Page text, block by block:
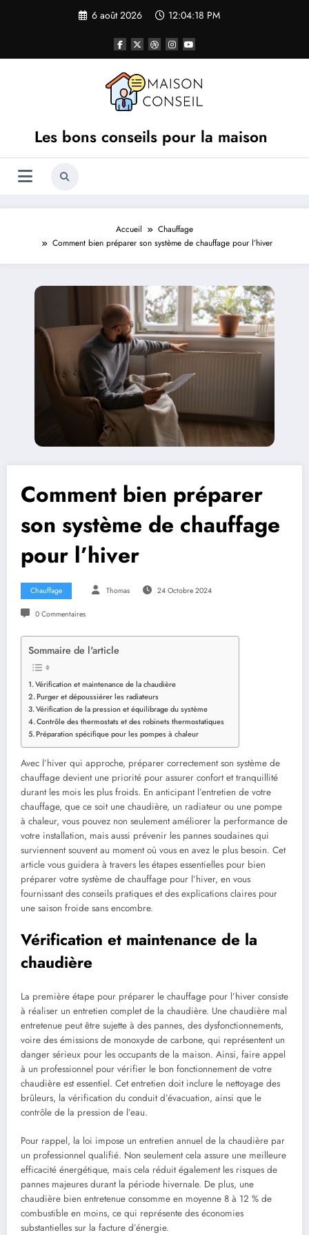
6 août 2026 12:04:19 PM
Les bons conseils pour la maison
Accueil
Chauffage
Comment bien préparer son système de chauffage pour l’hiver
Comment bien préparer
son système de chauffage
pour l’hiver
Chauffage Thomas 24 Octobre 2024
0 Commentaires
Sommaire de l'article
Vérification et maintenance de la chaudière
Purger et dépoussiérer les radiateurs
Vérification de la pression et équilibrage du système
Contrôle des thermostats et des robinets thermostatiques
Préparation spécifique pour les pompes à chaleur
Avec l’hiver qui approche, préparer correctement son système de
chauffage devient une priorité pour assurer confort et tranquillité
durant les mois les plus froids. En anticipant l’entretien de votre
chauffage, que ce soit une chaudière, un radiateur ou une pompe
à chaleur, vous pouvez non seulement améliorer la performance de
votre installation, mais aussi prévenir les pannes soudaines qui
surviennent souvent au moment où vous en avez le plus besoin. Cet
article vous guidera à travers les étapes essentielles pour bien
préparer votre système de chauffage pour l’hiver, en vous
fournissant des conseils pratiques et des explications claires pour
une saison froide sans encombre.
Vérification et maintenance de la
chaudière
La première étape pour préparer le chauffage pour l’hiver consiste
à réaliser un entretien complet de la chaudière. Une chaudière mal
entretenue peut être sujette à des pannes, des dysfonctionnements,
voire des émissions de monoxyde de carbone, qui représentent un
danger sérieux pour les occupants de la maison. Ainsi, faire appel
à un professionnel pour vérifier le bon fonctionnement de votre
chaudière est essentiel. Cet entretien doit inclure le nettoyage des
brûleurs, la vérification du conduit d’évacuation, ainsi que le
contrôle de la pression de l’eau.
Pour rappel, la loi impose un entretien annuel de la chaudière par
un professionnel qualifié. Non seulement cela assure une meilleure
efficacité énergétique, mais cela réduit également les risques de
pannes majeures durant la période hivernale. De plus, une
chaudière bien entretenue consomme en moyenne 8 à 12 % de
combustible en moins, ce qui représente des économies
substantielles sur la facture d’énergie.